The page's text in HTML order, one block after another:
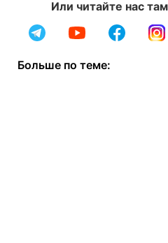
Или читайте нас
Больше по теме: